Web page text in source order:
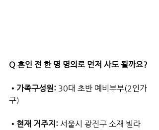
Q 혼인 전 한 명 명의로 먼저 사도 될까요?
•가족구성원: 30대 초반 예비부부(2인가
구)
•현재 거주지: 서울시 광진구 소재 빌라